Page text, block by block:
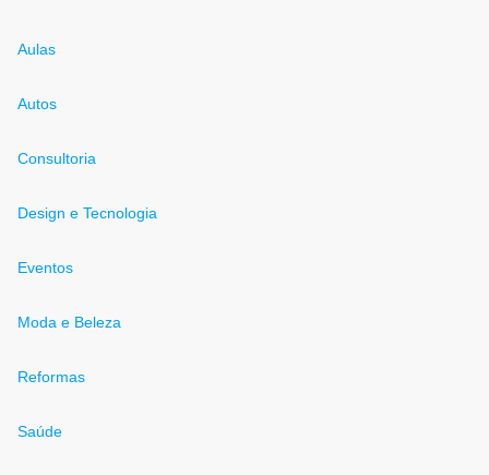
Aulas
Autos
Consultoria
Design e Tecnologia
Eventos
Moda e Beleza
Reformas
Saúde